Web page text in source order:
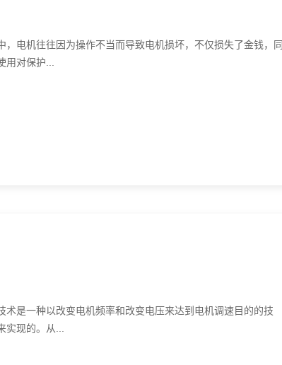
电机往往因为操作不当而导致电机损坏，不仅损失了金钱，
对保护...
是一种以改变电机频率和改变电压来达到电机调速目的的技
现的。从...